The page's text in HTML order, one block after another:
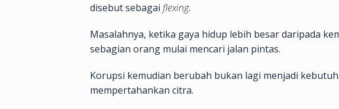
disebut sebagai flexing.
Masalahnya, ketika gaya hidup lebih besar daripada
sebagian orang mulai mencari jalan pintas.
Korupsi kemudian berubah bukan lagi menjadi
mempertahankan citra.